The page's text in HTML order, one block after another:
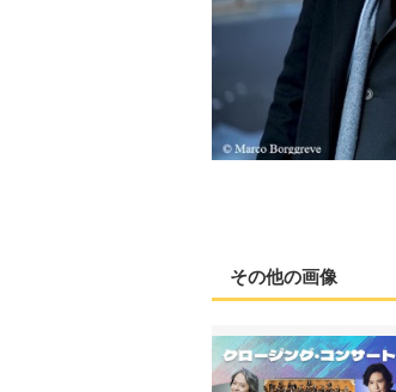
その他の画像